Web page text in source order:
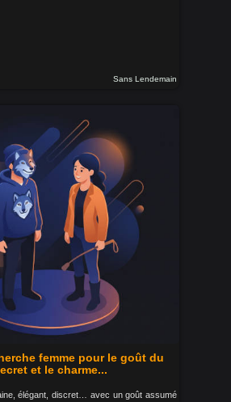
Sans Lendemain
femme pour le goût du
et le charme...
élégant, discret… avec un goût assumé